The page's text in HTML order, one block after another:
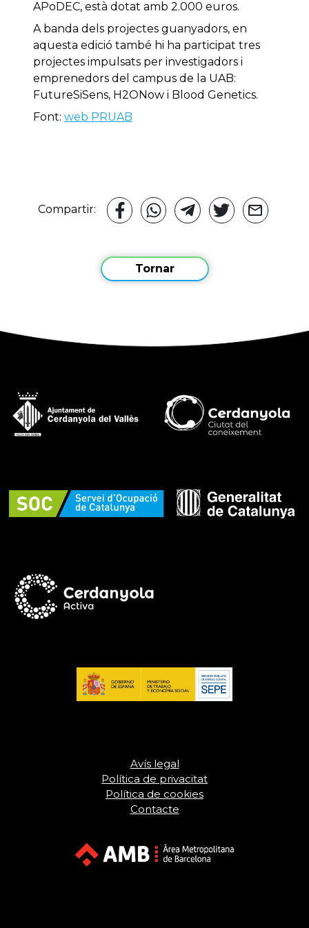
APoDEC, està dotat amb 2.000 euros.
A banda dels projectes guanyadors, en
aquesta edició també hi ha participat tres
projectes impulsats per investigadors i
emprenedors del campus de la UAB:
FutureSiSens, H2ONow i Blood Genetics.
Font: web PRUAB
Compartir:
Tornar
Avís legal
Política de privacitat
Política de cookies
Contacte